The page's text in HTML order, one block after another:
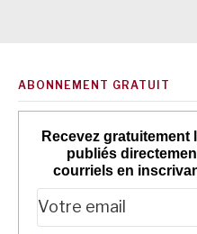
ABONNEMENT GRATUIT
Recevez
publiés
courriels en